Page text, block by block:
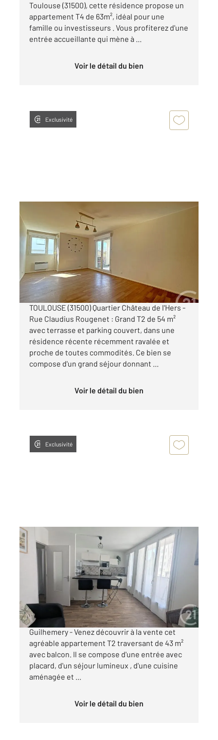
Toulouse (31500), cette résidence propose un
appartement T4 de 63m², idéal pour une
famille ou investisseurs . Vous profiterez d'une
entrée accueillante qui mène à ...
Voir le détail du bien
Exclusivité
54 m
, 2 pièces
Ref : 19971
Appartement F2 à vendre
179 000 €
Visiter le site dédié
TOULOUSE (31500) Quartier Château de l'Hers -
Rue Claudius Rougenet : Grand T2 de 54 m²
avec terrasse et parking couvert, dans une
résidence récente récemment ravalée et
proche de toutes commodités. Ce bien se
compose d'un grand séjour donnant ...
Voir le détail du bien
Exclusivité
TOULOUSE 31
43 m 2
, 2 pièces
Ref : 20325
Appartement F2 à vendre
150 000 €
TOULOUSE (31500)- Château de l'Hers - Haut
Guilhemery - Venez découvrir à la vente cet
agréable appartement T2 traversant de 43 m²
avec balcon. Il se compose d'une entrée avec
placard, d'un séjour lumineux , d'une cuisine
aménagée et ...
Voir le détail du bien